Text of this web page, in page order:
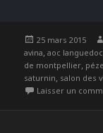
Publié
le
25 mars 2015
avina,aoc languedoc
de montpellier,
saturnin, salon des
Laisser un